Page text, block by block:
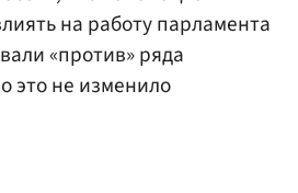
на работу парламента
«против» ряда
это не изменило